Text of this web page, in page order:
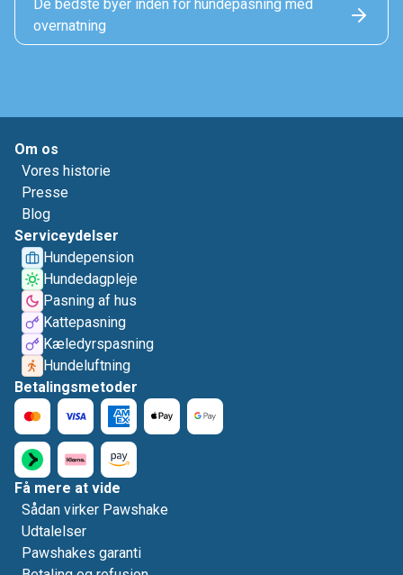
De bedste byer inden for hundepasning med
overnatning
Om os
Vores historie
Presse
Blog
Serviceydelser
Hundepension
Hundedagpleje
Pasning af hus
Kattepasning
Kæledyrspasning
Hundeluftning
Betalingsmetoder
Få mere at vide
Sådan virker Pawshake
Udtalelser
Pawshakes garanti